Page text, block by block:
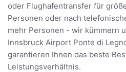
oder Flughafentransfer für
Personen oder nach
mehr Personen - wir kümmern
Innsbruck Airport Ponte di
garantieren Ihnen das beste
Leistungsverhältnis.